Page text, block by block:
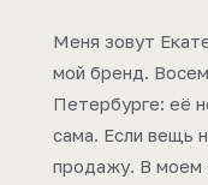
Меня зовут
мой бренд.
Петербурге: её
сама. Если вещь
продажу. В моем